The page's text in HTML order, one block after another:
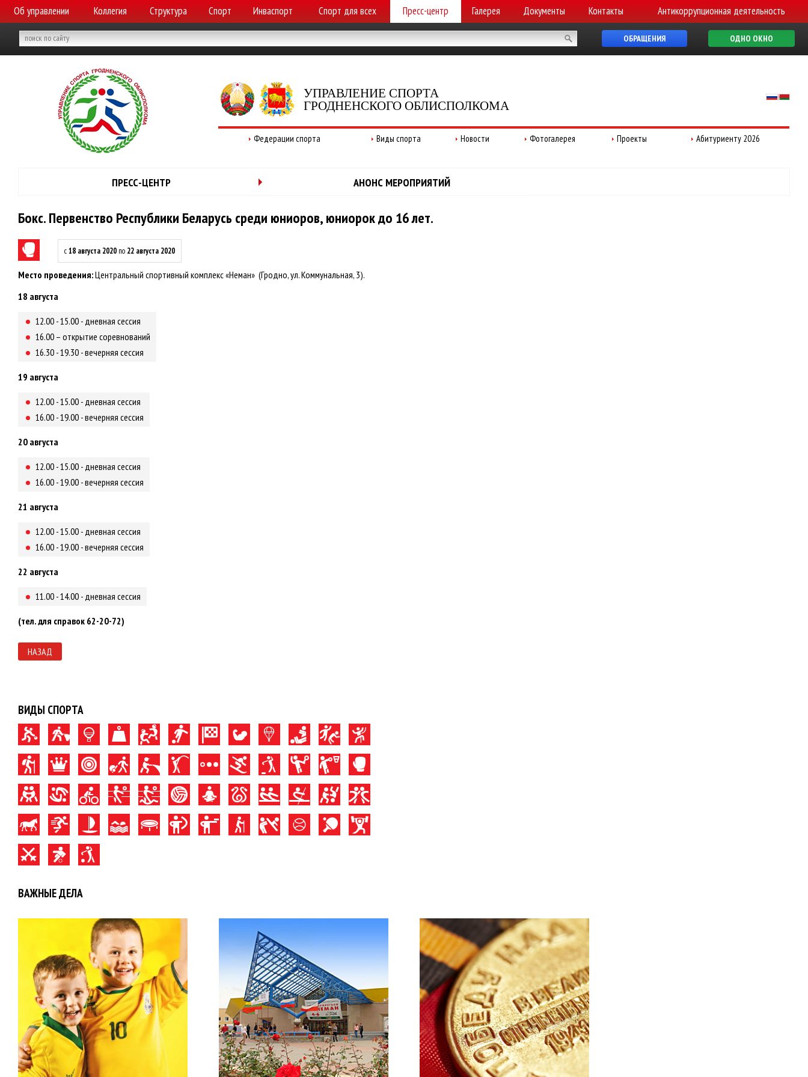
Об управлении Коллегия Структура Спорт Инваспорт Спорт для всех Пресс-центр Галерея Документы Контакты Антикоррупционная деятельность
ОБРАЩЕНИЯ ОДНО ОКНО
УПРАВЛЕНИЕ СПОРТА
ГРОДНЕНСКОГО ОБЛИСПОЛКОМА
Федерации спорта Виды спорта Новости Фотогалерея Проекты Абитуриенту 2026
ПРЕСС-ЦЕНТР АНОНС МЕРОПРИЯТИЙ
Бокс. Первенство Республики Беларусь среди юниоров, юниорок до 16 лет.
с18 августа 2020 по 22 августа 2020
Место проведения:Центральный спортивный комплекс «Неман» (Гродно, ул. Коммунальная, 3).
18 августа
12.00 - 15.00 - дневная сессия
16.00 – открытие соревнований
16.30 - 19.30 - вечерняя сессия
19 августа
12.00 - 15.00 - дневная сессия
16.00 - 19.00 - вечерняя сессия
20 августа
12.00 - 15.00 - дневная сессия
16.00 - 19.00 - вечерняя сессия
21 августа
12.00 - 15.00 - дневная сессия
16.00 - 19.00 - вечерняя сессия
22 августа
11.00 - 14.00 - дневная сессия
(тел. для справок 62-20-72)
НАЗАД
ВИДЫ СПОРТА
ВАЖНЫЕ ДЕЛА